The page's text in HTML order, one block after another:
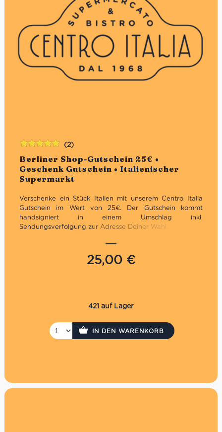
Berliner Shop-Gutschein 25€ •
Geschenk Gutschein • Italienischer
Supermarkt
(2)
Verschenke ein Stück Italien mit unserem Centro Italia
Gutschein im Wert von 25€. Der Gutschein kommt
handsigniert in einem Umschlag inkl.
Sendungsverfolgung zur Adresse Deiner Wahl.
Unbegrenzt gültig in den Supermercati &
Weinhandlungen: Charlottenburg, Marienfelde &
Der Gutschein wird per Einschreiben versendet. Es
fallen daher Versandkosten in Höhe von 3,30€ an
P.S. Hast Du es eilig? Kaufe den Gutschein direkt in
unseren Supermercati, dann hast du ihn sofort!
25,00 €
Bewertet
mit5.00von
5
421 auf Lager
IN DEN WARENKORB